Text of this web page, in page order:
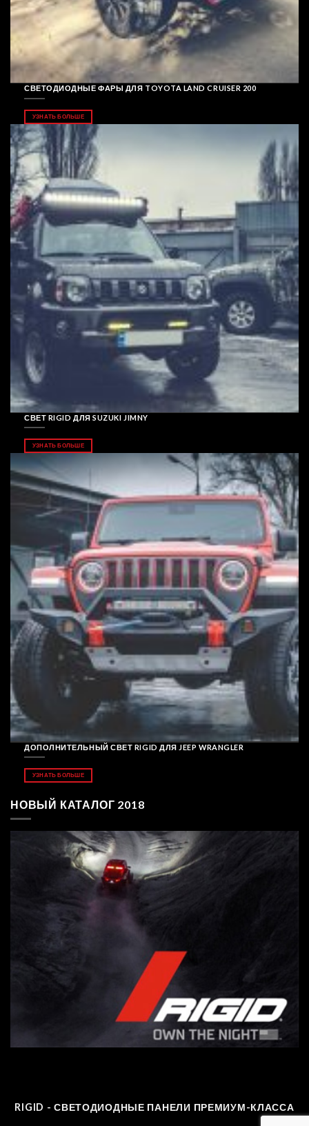
СВЕТОДИОДНЫЕ ФАРЫ ДЛЯ TOYOTA LAND CRUISER 200
УЗНАТЬ БОЛЬШЕ
СВЕТ RIGID ДЛЯ SUZUKI JIMNY
УЗНАТЬ БОЛЬШЕ
ДОПОЛНИТЕЛЬНЫЙ СВЕТ RIGID ДЛЯ JEEP WRANGLER
УЗНАТЬ БОЛЬШЕ
НОВЫЙ КАТАЛОГ 2018
RIGID - СВЕТОДИОДНЫЕ ПАНЕЛИ ПРЕМИУМ-КЛАССА